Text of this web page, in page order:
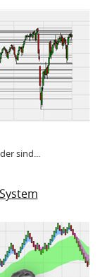
sind...